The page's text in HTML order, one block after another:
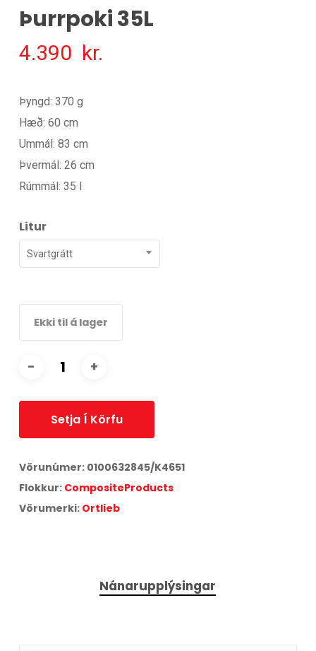
Þurrpoki 35L
4.390 kr.
Þyngd: 370 g
Hæð: 60 cm
Ummál: 83 cm
Þvermál: 26 cm
Rúmmál: 35 l
Litur
Svartgrátt
Ekki til á lager
Setja Í Körfu
Vörunúmer: 0100632845/K4651
Flokkur: CompositeProducts
Vörumerki: Ortlieb
Nánarupplýsingar